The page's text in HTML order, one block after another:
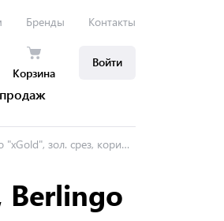
Бренды Контакты
Корзина
Войти
зол. срез, коричневый
Berlingo